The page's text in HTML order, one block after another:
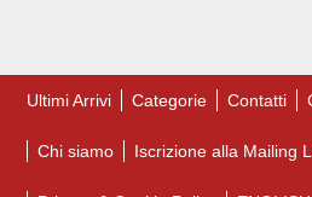
Ultimi Arrivi Categorie Contatti
Chi siamo Iscrizione alla Mailing